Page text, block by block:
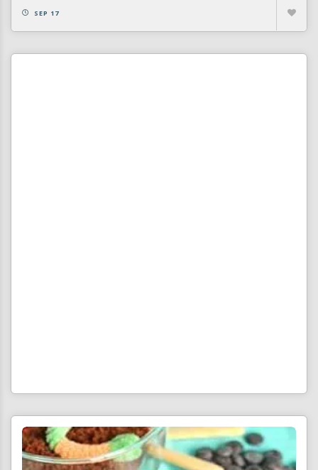
SEP 17